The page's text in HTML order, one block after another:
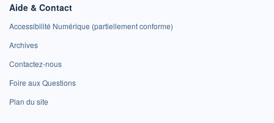
Aide & Contact
Accessibilité Numérique (partiellement conforme)
Archives
Contactez-nous
Foire aux Questions
Plan du site